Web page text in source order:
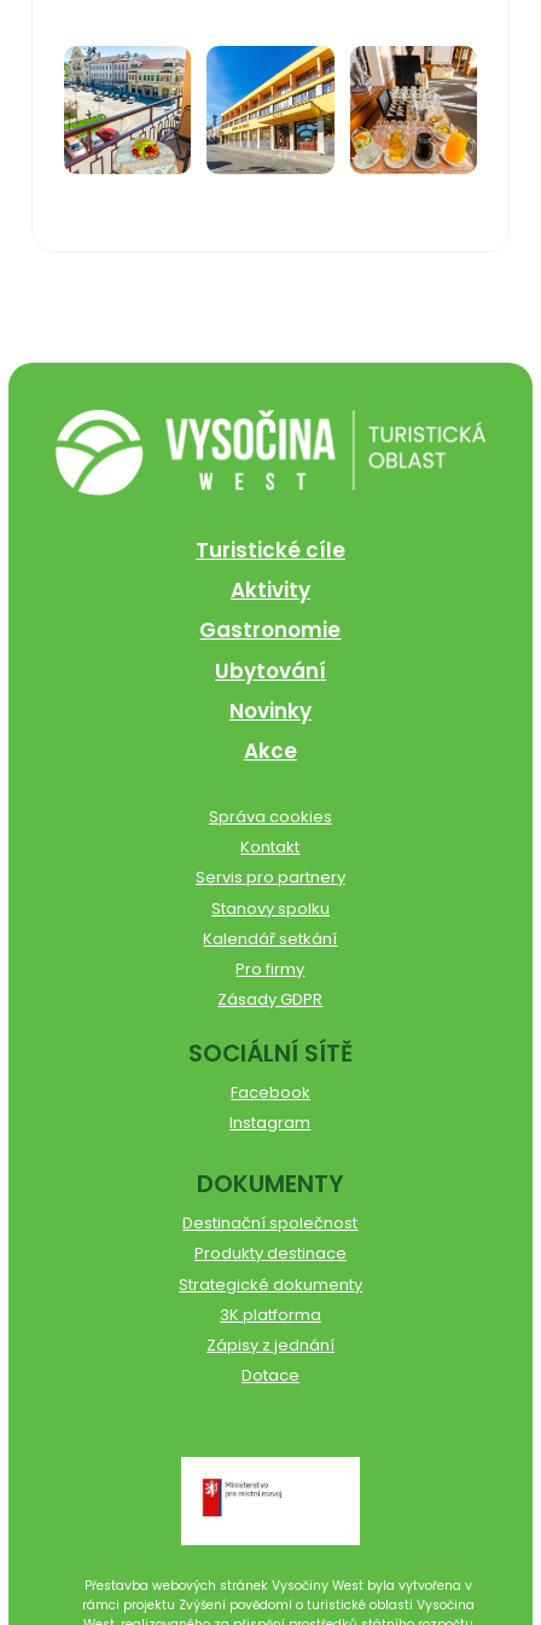
Turistické cíle
Aktivity
Gastronomie
Ubytování
Novinky
Akce
Správa cookies
Kontakt
Servis pro partnery
Stanovy spolku
Kalendář setkání
Pro firmy
Zásady GDPR
SOCIÁLNÍ SÍTĚ
Facebook
Instagram
DOKUMENTY
Destinační společnost
Produkty destinace
Strategické dokumenty
3K platforma
Zápisy z jednání
Dotace
Přestavba webových stránek Vysočiny West byla vytvořena v
rámci projektu Zvýšení povědomí o turistické oblasti Vysočina